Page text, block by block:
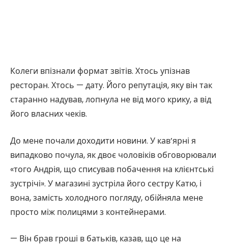
Колеги впізнали формат звітів. Хтось упізнав
ресторан. Хтось — дату. Його репутація, яку він так
старанно надував, лопнула не від мого крику, а від
його власних чеків.
До мене почали доходити новини. У кав’ярні я
випадково почула, як двоє чоловіків обговорювали
«того Андрія, що списував побачення на клієнтські
зустрічі». У магазині зустріла його сестру Катю, і
вона, замість холодного погляду, обійняла мене
просто між полицями з контейнерами.
— Він брав гроші в батьків, казав, що це на